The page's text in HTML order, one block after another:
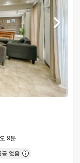
9분
금 없음